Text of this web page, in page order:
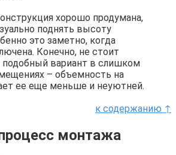
хорошо продумана,
поднять высоту
это заметно, когда
Конечно, не стоит
подобный вариант в слишком
– объемность на
ее еще меньше и неуютней.
к содержанию ↑
монтажа